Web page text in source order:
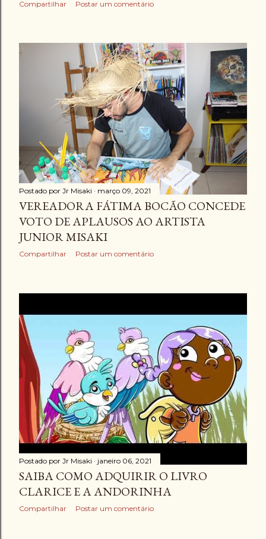
Compartilhar Postar um comentário
Postado por Jr Misaki março 09, 2021
VEREADORA FÁTIMA BOCÃO CONCEDE
VOTO DE APLAUSOS AO ARTISTA
JUNIOR MISAKI
Compartilhar Postar um comentário
Postado por Jr Misaki janeiro 06, 2021
SAIBA COMO ADQUIRIR O LIVRO
CLARICE E A ANDORINHA
Compartilhar Postar um comentário